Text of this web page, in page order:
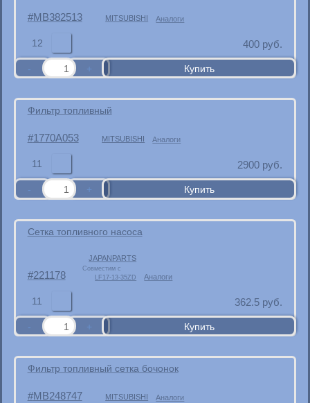
MB382513 MITSUBISHI Аналоги
12 400 руб.
Фильтр топливный
1770A053 MITSUBISHI Аналоги
11 2900 руб.
Сетка топливного насоса
221178
JAPANPARTS
Совместим с
LF17-13-35ZD
Аналоги
11 362.5 руб.
Фильтр топливный сетка бочонок
MB248747 MITSUBISHI Аналоги